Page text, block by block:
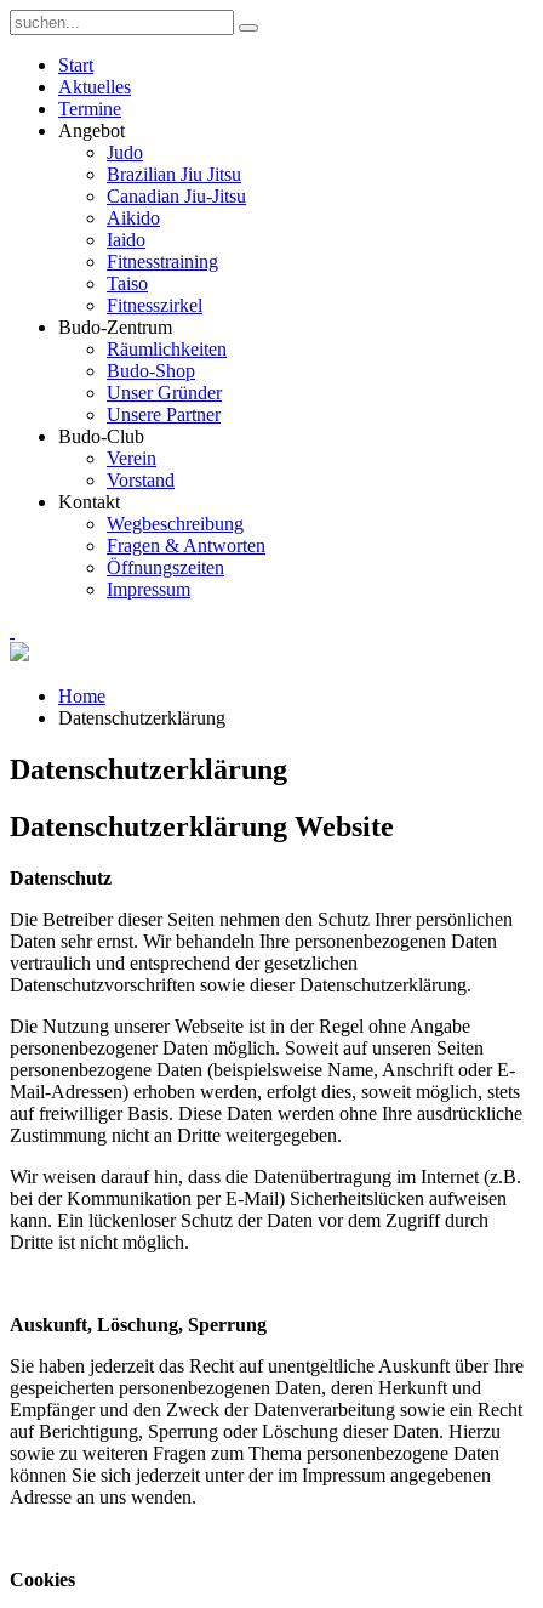
Start
Aktuelles
Termine
Angebot
Judo
Brazilian Jiu Jitsu
Canadian Jiu-Jitsu
Aikido
Iaido
Fitnesstraining
Taiso
Fitnesszirkel
Budo-Zentrum
Räumlichkeiten
Budo-Shop
Unser Gründer
Unsere Partner
Budo-Club
Verein
Vorstand
Kontakt
Wegbeschreibung
Fragen & Antworten
Öffnungszeiten
Impressum
Home
Datenschutzerklärung
Datenschutzerklärung
Datenschutzerklärung Website
Datenschutz
Die Betreiber dieser Seiten nehmen den Schutz Ihrer persönlichen
Daten sehr ernst. Wir behandeln Ihre personenbezogenen Daten
vertraulich und entsprechend der gesetzlichen
Datenschutzvorschriften sowie dieser Datenschutzerklärung.
Die Nutzung unserer Webseite ist in der Regel ohne Angabe
personenbezogener Daten möglich. Soweit auf unseren Seiten
personenbezogene Daten (beispielsweise Name, Anschrift oder E-
Mail-Adressen) erhoben werden, erfolgt dies, soweit möglich, stets
auf freiwilliger Basis. Diese Daten werden ohne Ihre ausdrückliche
Zustimmung nicht an Dritte weitergegeben.
Wir weisen darauf hin, dass die Datenübertragung im Internet (z.B.
bei der Kommunikation per E-Mail) Sicherheitslücken aufweisen
kann. Ein lückenloser Schutz der Daten vor dem Zugriff durch
Dritte ist nicht möglich.
Auskunft, Löschung, Sperrung
Sie haben jederzeit das Recht auf unentgeltliche Auskunft über Ihre
gespeicherten personenbezogenen Daten, deren Herkunft und
Empfänger und den Zweck der Datenverarbeitung sowie ein Recht
auf Berichtigung, Sperrung oder Löschung dieser Daten. Hierzu
sowie zu weiteren Fragen zum Thema personenbezogene Daten
können Sie sich jederzeit unter der im Impressum angegebenen
Adresse an uns wenden.
Cookies